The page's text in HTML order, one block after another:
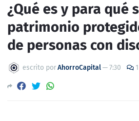
¿Qué es y para qué
patrimonio
de personas con
escrito porAhorroCapital—7:30 1